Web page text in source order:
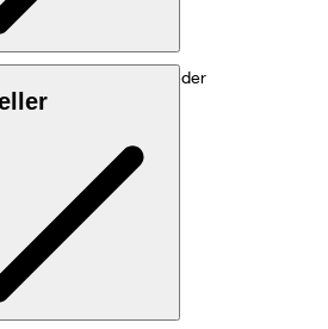
100% Lammnappaleder